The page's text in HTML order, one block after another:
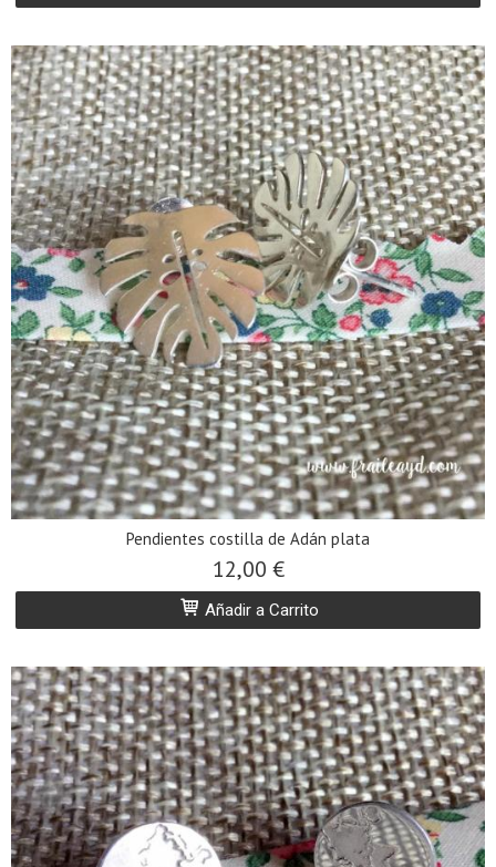
Pendientes costilla de Adán plata
12,00 €
Añadir a Carrito